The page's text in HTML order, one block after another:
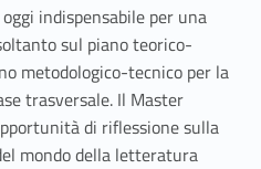
indispensabile per una
sul piano teorico-
metodologico-tecnico per la
trasversale. Il Master
di riflessione sulla
mondo della letteratura